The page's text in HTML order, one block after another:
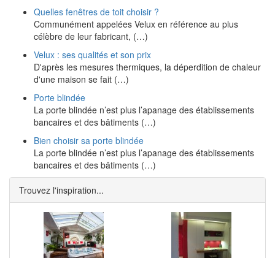
Quelles fenêtres de toit choisir ?
Communément appelées Velux en référence au plus
célèbre de leur fabricant, (…)
Velux : ses qualités et son prix
D'après les mesures thermiques, la déperdition de chaleur
d'une maison se fait (…)
Porte blindée
La porte blindée n’est plus l’apanage des établissements
bancaires et des bâtiments (…)
Bien choisir sa porte blindée
La porte blindée n’est plus l’apanage des établissements
bancaires et des bâtiments (…)
Trouvez l'inspiration...